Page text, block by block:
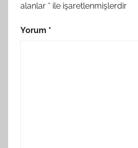
alanlar * ile işaretlenmişlerdir
Yorum *